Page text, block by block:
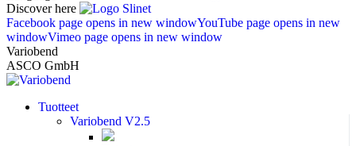
Discover here
Facebook page opens in new windowYouTube page opens in new
windowVimeo page opens in new window
Variobend
ASCO GmbH
Tuotteet
Variobend V2.5